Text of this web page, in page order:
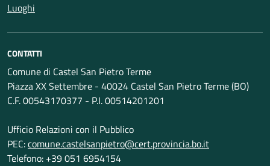
Luoghi
CONTATTI
Comune di Castel San Pietro Terme
Piazza XX Settembre - 40024 Castel San Pietro Terme (BO)
C.F. 00543170377 - P.I. 00514201201
Ufficio Relazioni con il Pubblico
PEC:comune.castelsanpietro@cert.provincia.bo.it
Telefono: +39 051 6954154